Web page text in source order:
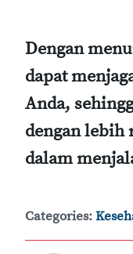
Dengan
dapat
Anda,
dengan lebih
dalam
Categories: